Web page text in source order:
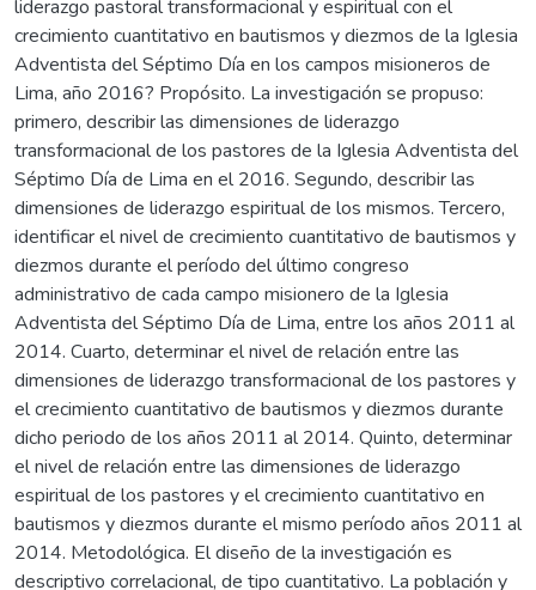
liderazgo pastoral transformacional y espiritual con el
crecimiento cuantitativo en bautismos y diezmos de la Iglesia
Adventista del Séptimo Día en los campos misioneros de
Lima, año 2016? Propósito. La investigación se propuso:
primero, describir las dimensiones de liderazgo
transformacional de los pastores de la Iglesia Adventista del
Séptimo Día de Lima en el 2016. Segundo, describir las
dimensiones de liderazgo espiritual de los mismos. Tercero,
identificar el nivel de crecimiento cuantitativo de bautismos y
diezmos durante el período del último congreso
administrativo de cada campo misionero de la Iglesia
Adventista del Séptimo Día de Lima, entre los años 2011 al
2014. Cuarto, determinar el nivel de relación entre las
dimensiones de liderazgo transformacional de los pastores y
el crecimiento cuantitativo de bautismos y diezmos durante
dicho periodo de los años 2011 al 2014. Quinto, determinar
el nivel de relación entre las dimensiones de liderazgo
espiritual de los pastores y el crecimiento cuantitativo en
bautismos y diezmos durante el mismo período años 2011 al
2014. Metodológica. El diseño de la investigación es
descriptivo correlacional, de tipo cuantitativo. La población y